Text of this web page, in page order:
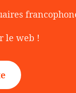
le web !